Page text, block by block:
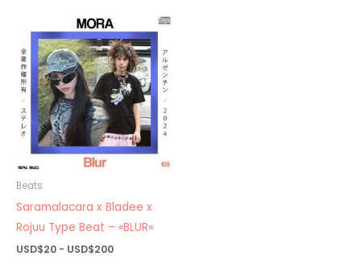
Beats
Saramalacara x Bladee x
Rojuu Type Beat – «BLUR»
USD$20 - USD$200Rango